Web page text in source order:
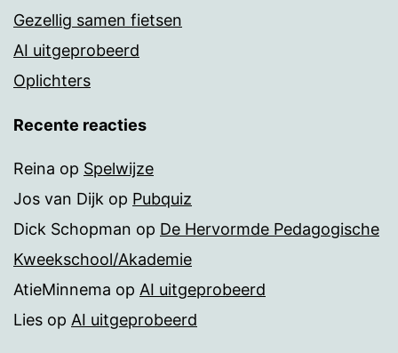
Gezellig samen fietsen
AI uitgeprobeerd
Oplichters
Recente reacties
Reina op Spelwijze
Jos van Dijk op Pubquiz
Dick Schopman op De Hervormde Pedagogische
Kweekschool/Akademie
AtieMinnema op AI uitgeprobeerd
Lies op AI uitgeprobeerd